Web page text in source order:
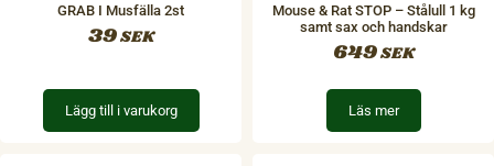
GRAB I Musfälla 2st
39SEK
Lägg till i varukorg
Mouse & Rat STOP – Stålull 1 kg
samt sax och handskar
649SEK
Läs mer